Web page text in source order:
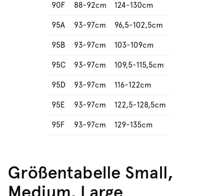
90F 88-92cm 124-130cm
95A 93-97cm 96,5-102,5cm
95B 93-97cm 103-109cm
95C 93-97cm 109,5-115,5cm
95D 93-97cm 116-122cm
95E 93-97cm 122,5-128,5cm
95F 93-97cm 129-135cm
Größentabelle Small,
Medium, Large